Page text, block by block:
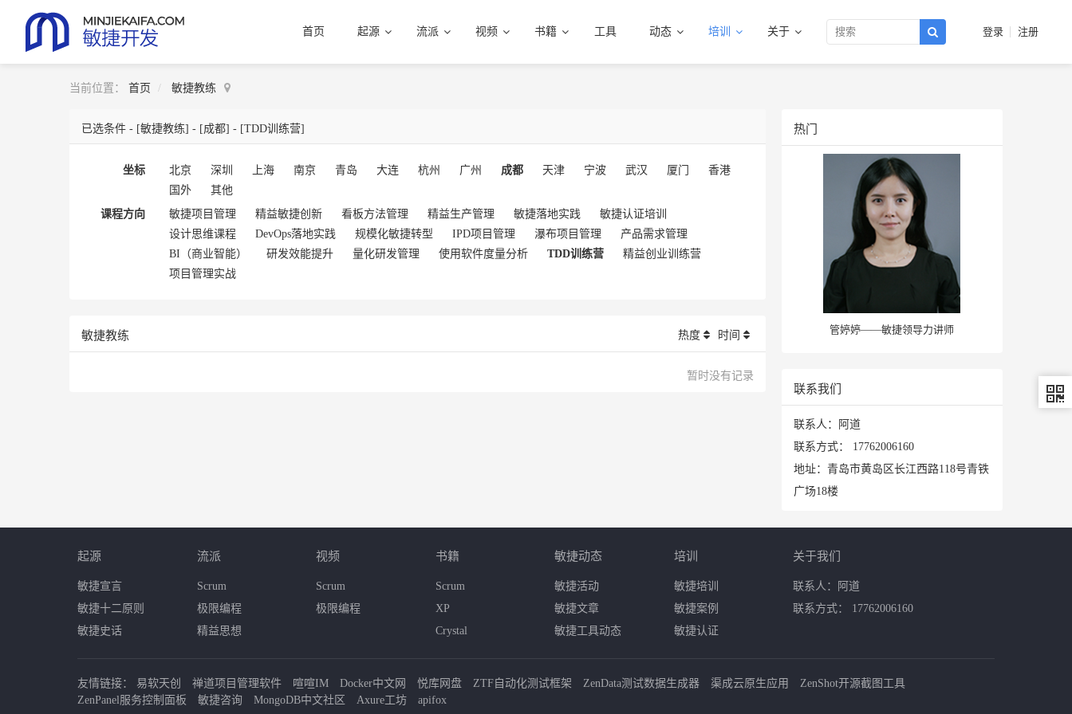
首页 起源 流派 视频 书籍 工具 动态 培训 关于 登录 注册
当前位置： 首页 敏捷教练
已选条件 - [敏捷教练] - [成都] - [TDD训练营]
坐标 北京 深圳 上海 南京 青岛 大连 杭州 广州 成都 天津 宁波 武汉 厦门
香港
国外
其他
课程方向
敏捷项目管理 精益敏捷创新 看板方法管理 精益生产管理 敏捷落地实践
敏捷认证培训
设计思维课程
DevOps落地实践 规模化敏捷转型 IPD项目管理 瀑布项目管理
产品需求管理
BI（商业智能）
研发效能提升 量化研发管理 使用软件度量分析 TDD训练营
精益创业训练营
项目管理实战
敏捷教练 时间
热度
暂时没有记录
热门
管婷婷——敏捷领导力讲师
联系我们
联系人：阿道
联系方式： 17762006160
地址：青岛市黄岛区长江西路118号青铁
广场18楼
起源
敏捷宣言
敏捷十二原则
敏捷史话
流派
Scrum
极限编程
精益思想
视频
Scrum
极限编程
书籍
Scrum
XP
Crystal
敏捷动态
敏捷活动
敏捷文章
敏捷工具动态
培训
敏捷培训
敏捷案例
敏捷认证
关于我们
联系人：阿道
联系方式： 17762006160
友情链接： 易软天创 禅道项目管理软件 喧喧IM Docker中文网 悦库网盘 ZTF自动化测试框架 ZenData测试数据生成器 渠成云原生应用
ZenShot开源截图工具
ZenPanel服务控制面板
敏捷咨询 MongoDB中文社区 Axure工坊 apifox